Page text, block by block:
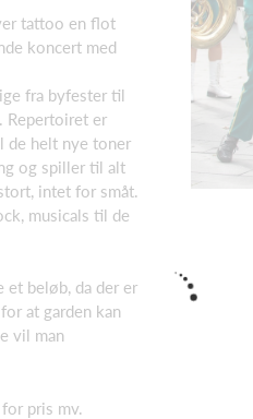
tattoo en flot
koncert med
fra byfester til
Repertoiret er
de helt nye toner
og spiller til alt
intet for småt.
musicals til de
beløb, da der er
at garden kan
vil man
for pris mv.